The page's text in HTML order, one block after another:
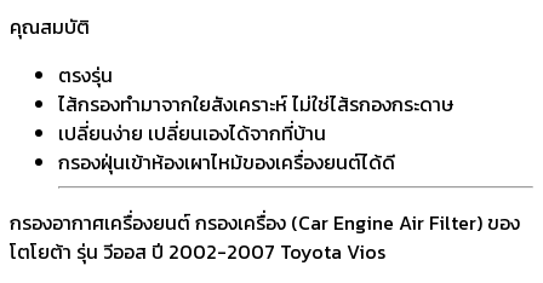
คุณสมบัติ
ตรงรุ่น
ไส้กรองทำมาจากใยสังเคราะห์ ไม่ใช่ไส้รกองกระดาษ
เปลี่ยนง่าย เปลี่ยนเองได้จากที่บ้าน
กรองฝุ่นเข้าห้องเผาไหม้ของเครื่องยนต์ได้ดี
กรองอากาศเครื่องยนต์ กรองเครื่อง (Car Engine Air Filter) ของ
โตโยต้า รุ่น วีออส ปี 2002-2007 Toyota Vios